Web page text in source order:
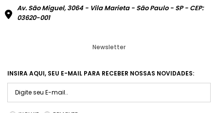
Av. São Miguel, 3064 - Vila Marieta - São Paulo - SP - CEP:
03620-001
Newsletter
INSIRA AQUI, SEU E-MAIL PARA RECEBER NOSSAS NOVIDADES: